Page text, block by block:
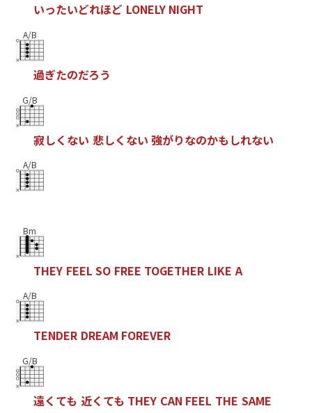
いったいどれほど LONELY NIGHT
A/B
過ぎたのだろう
G/B
寂しく ない 悲しく ない 強がりなのかもしれない
A/B
Bm
THEY FEEL SO FREE TOGETHER LIKE A
A/B
TENDER DREAM FOREVER
G/B
遠く ても 近く ても THEY CAN FEEL THE SAME